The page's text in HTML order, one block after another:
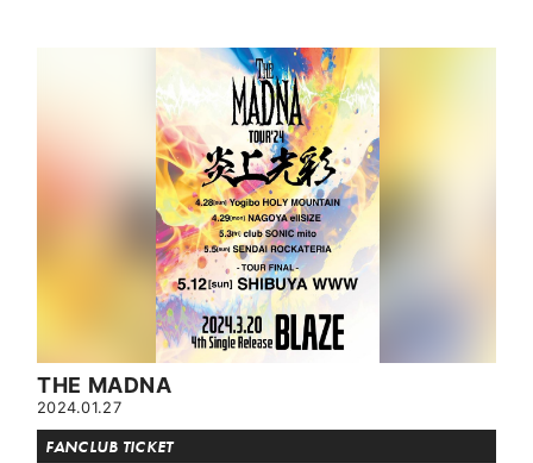
THE MADNA
2024.01.27
FANCLUB TICKET